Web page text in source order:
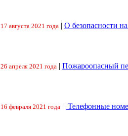
17 августа 2021 года | О безопасности
26 апреля 2021 года | Пожароопасный
16 февраля 2021 года | Телефонные